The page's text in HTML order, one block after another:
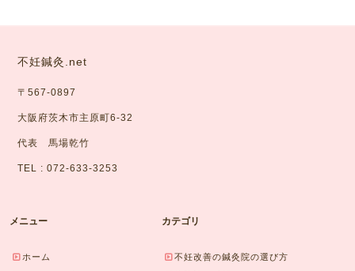
不妊鍼灸.net
〒567-0897
大阪府茨木市主原町6-32
代表 馬場乾竹
TEL : 072-633-3253
メニュー
ホーム
カテゴリ
不妊改善の鍼灸院の選び方